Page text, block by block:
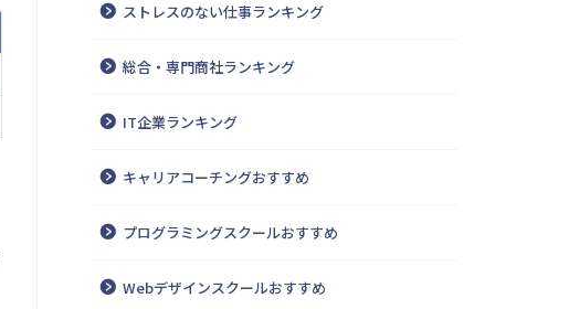
ストレスのない仕事ランキング
総合・専門商社ランキング
IT企業ランキング
キャリアコーチングおすすめ
プログラミングスクールおすすめ
Webデザインスクールおすすめ